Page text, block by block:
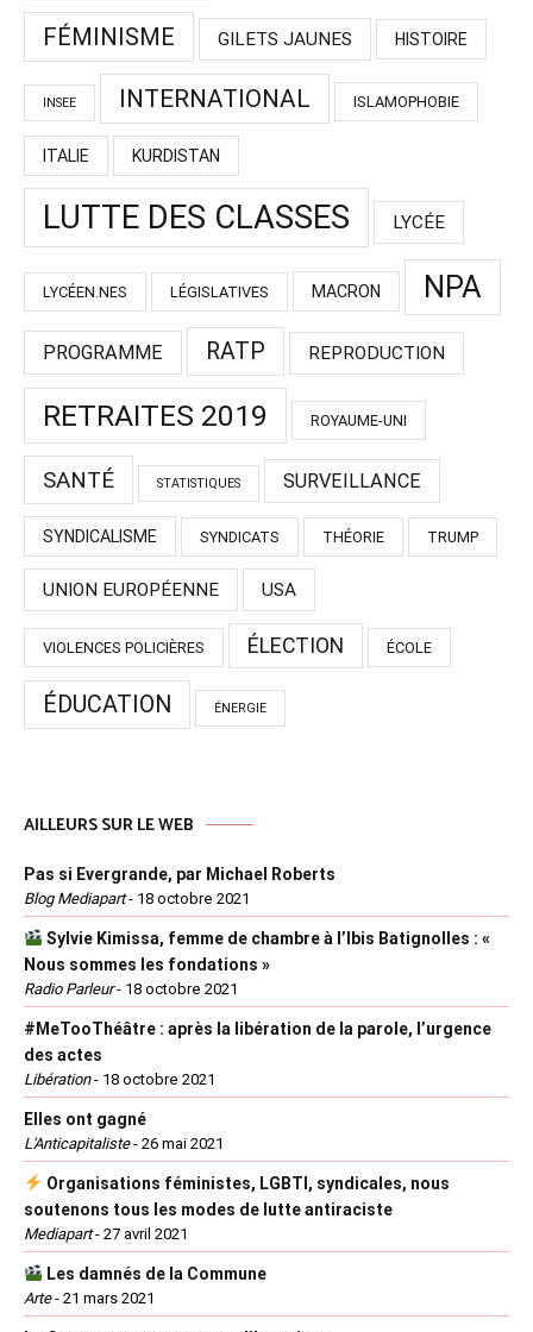
FÉMINISME GILETS JAUNES HISTOIRE
INSEE INTERNATIONAL ISLAMOPHOBIE
ITALIE KURDISTAN
LUTTE DES CLASSES LYCÉE
LYCÉEN.NES LÉGISLATIVES MACRON NPA
PROGRAMME RATP REPRODUCTION
RETRAITES 2019 ROYAUME-UNI
SANTÉ STATISTIQUES SURVEILLANCE
SYNDICALISME SYNDICATS THÉORIE TRUMP
UNION EUROPÉENNE USA
VIOLENCES POLICIÈRES ÉLECTION ÉCOLE
ÉDUCATION ÉNERGIE
AILLEURS SUR LE WEB
Pas si Evergrande, par Michael Roberts
Blog Mediapart- 18 octobre 2021
Sylvie Kimissa, femme de chambre à l’Ibis Batignolles : «
Nous sommes les fondations »
Radio Parleur- 18 octobre 2021
#MeTooThéâtre : après la libération de la parole, l’urgence
des actes
Libération- 18 octobre 2021
Elles ont gagné
L'Anticapitaliste- 26 mai 2021
Organisations féministes, LGBTI, syndicales, nous
soutenons tous les modes de lutte antiraciste
Mediapart- 27 avril 2021
Les damnés de la Commune
Arte- 21 mars 2021